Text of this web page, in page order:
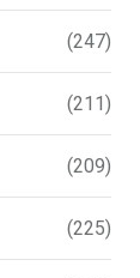
(247)
(211)
(209)
(225)